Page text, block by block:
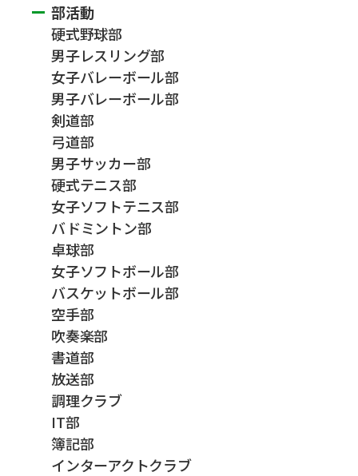
部活動
硬式野球部
男子レスリング部
女子バレーボール部
男子バレーボール部
剣道部
弓道部
男子サッカー部
硬式テニス部
女子ソフトテニス部
バドミントン部
卓球部
女子ソフトボール部
バスケットボール部
空手部
吹奏楽部
書道部
放送部
調理クラブ
IT部
簿記部
インターアクトクラブ